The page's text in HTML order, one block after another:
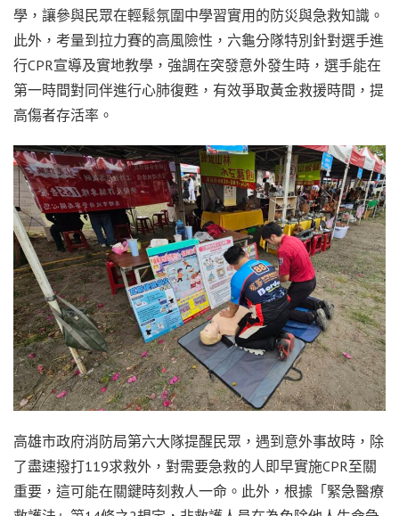
學，讓參與民眾在輕鬆氛圍中學習實用的防災與急救知識。
此外，考量到拉力賽的高風險性，六龜分隊特別針對選手進
行CPR宣導及實地教學，強調在突發意外發生時，選手能在
第一時間對同伴進行心肺復甦，有效爭取黃金救援時間，提
高傷者存活率。
高雄市政府消防局第六大隊提醒民眾，遇到意外事故時，除
了盡速撥打119求救外，對需要急救的人即早實施CPR至關
重要，這可能在關鍵時刻救人一命。此外，根據「緊急醫療